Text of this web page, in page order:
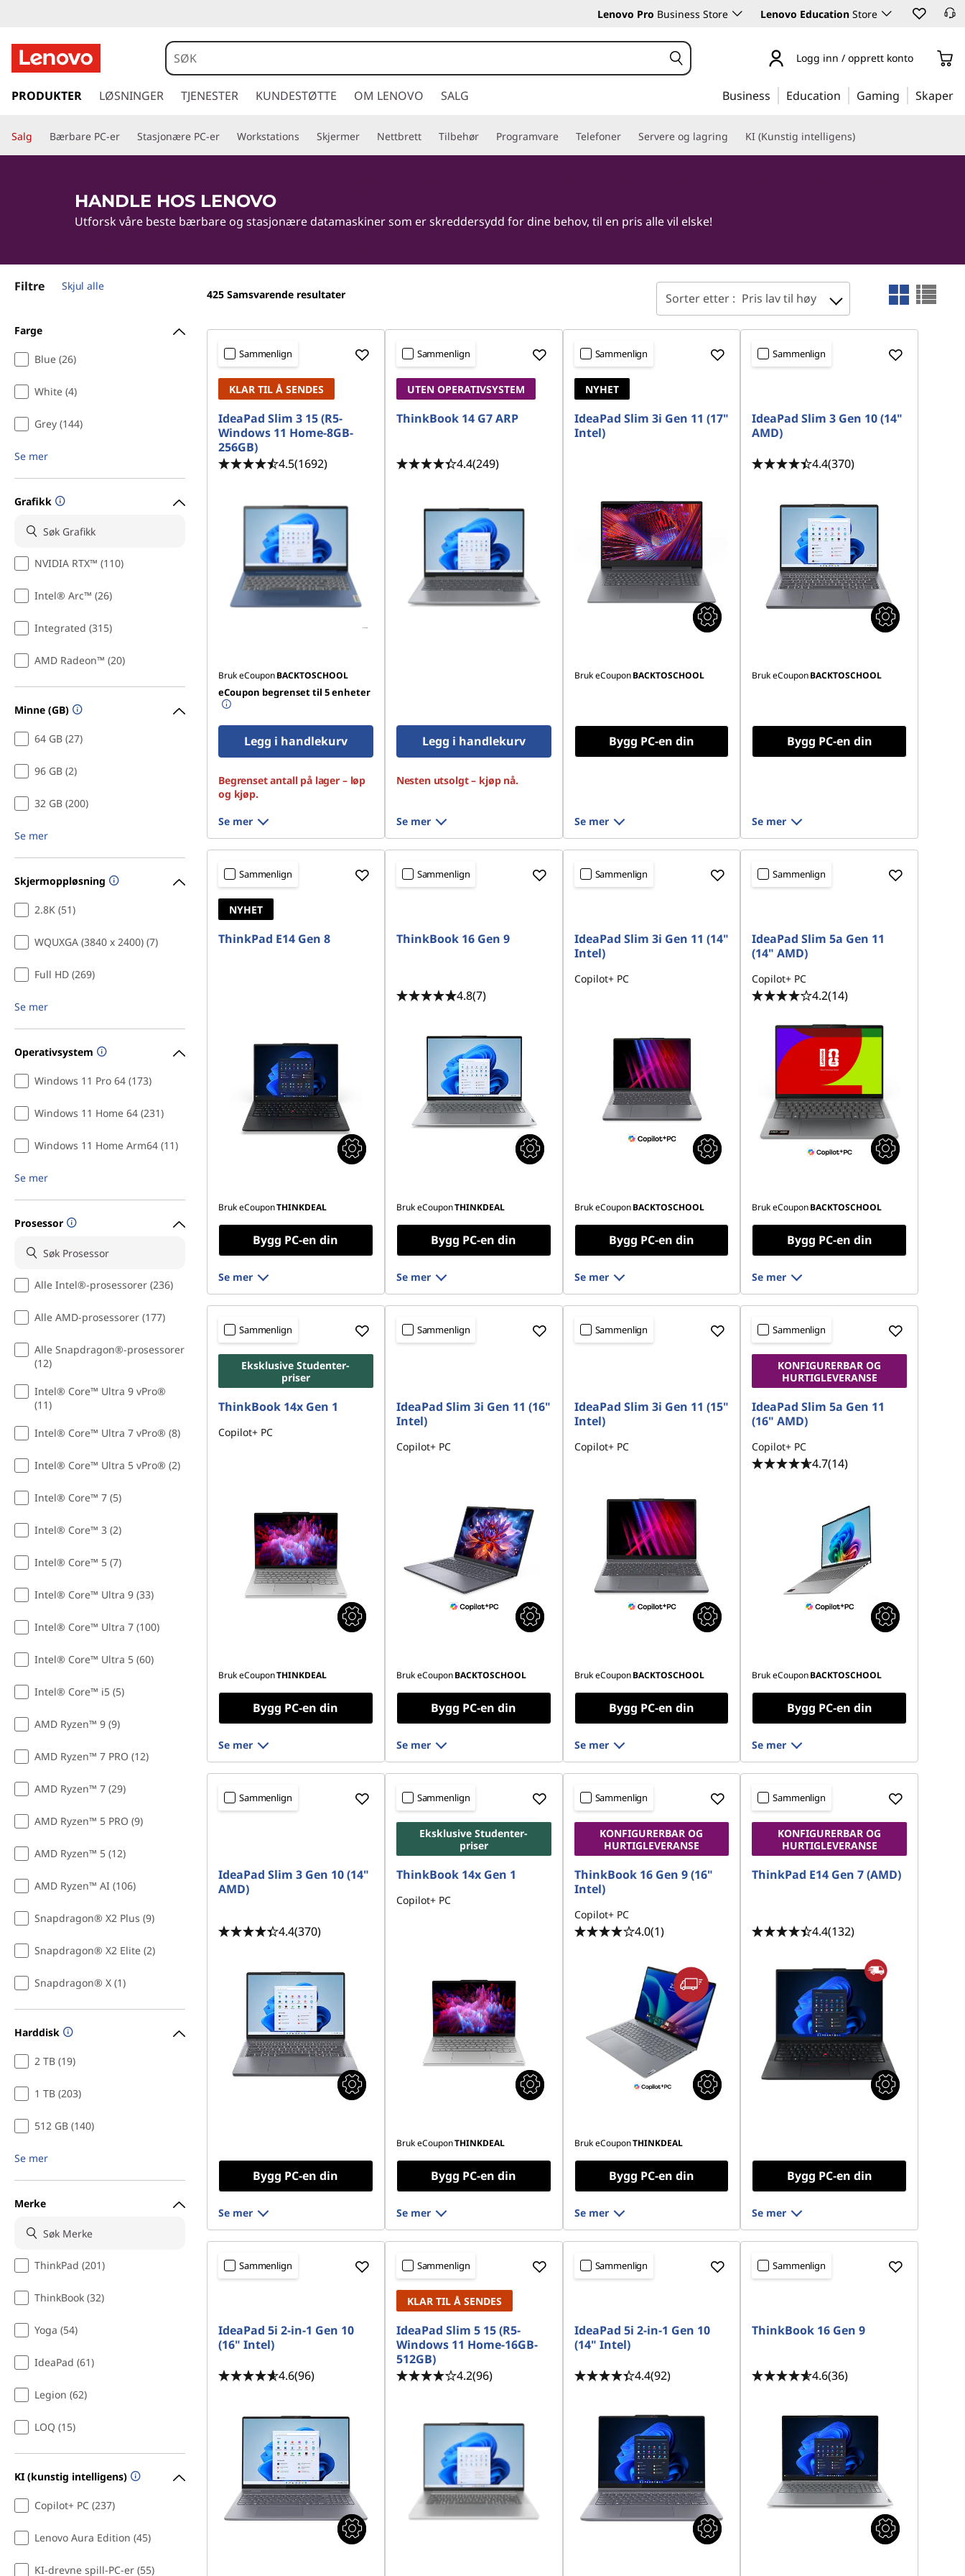
v
e
æ
m
n
Lenovo Pro Business Store Lenovo Education Store
å
l
h
n
h
d
Logg inn / opprett konto
PRODUKTER LØSNINGER TJENESTER KUNDESTØTTE OM LENOVO SALG Business Education Gaming Skaper
Salg Bærbare PC-er Stasjonære PC-er Workstations Skjermer Nettbrett Tilbehør Programvare Telefoner Servere og lagring KI (Kunstig intelligens)
HANDLE HOS LENOVO
Utforsk våre beste bærbare og stasjonære datamaskiner som er skreddersydd for dine behov, til en pris alle vil elske!
Filtre Skjul alle
Farge
Blue (26)
White (4)
Grey (144)
Se mer
Grafikk
NVIDIA RTX™ (110)
Intel® Arc™ (26)
Integrated (315)
AMD Radeon™ (20)
Minne (GB)
64 GB (27)
96 GB (2)
32 GB (200)
Se mer
Skjermoppløsning
2.8K (51)
WQUXGA (3840 x 2400) (7)
Full HD (269)
Se mer
Operativsystem
Windows 11 Pro 64 (173)
Windows 11 Home 64 (231)
Windows 11 Home Arm64 (11)
Se mer
Prosessor
Alle Intel®-prosessorer (236)
Alle AMD-prosessorer (177)
Alle Snapdragon®-prosessorer
(12)
Intel® Core™ Ultra 9 vPro®
(11)
Intel® Core™ Ultra 7 vPro® (8)
Intel® Core™ Ultra 5 vPro® (2)
Intel® Core™ 7 (5)
Intel® Core™ 3 (2)
Intel® Core™ 5 (7)
Intel® Core™ Ultra 9 (33)
Intel® Core™ Ultra 7 (100)
Intel® Core™ Ultra 5 (60)
Intel® Core™ i5 (5)
AMD Ryzen™ 9 (9)
AMD Ryzen™ 7 PRO (12)
AMD Ryzen™ 7 (29)
AMD Ryzen™ 5 PRO (9)
AMD Ryzen™ 5 (12)
AMD Ryzen™ AI (106)
Snapdragon® X2 Plus (9)
Snapdragon® X2 Elite (2)
Snapdragon® X (1)
Harddisk
2 TB (19)
1 TB (203)
512 GB (140)
Se mer
Merke
ThinkPad (201)
ThinkBook (32)
Yoga (54)
IdeaPad (61)
Legion (62)
LOQ (15)
KI (kunstig intelligens)
Copilot+ PC (237)
Lenovo Aura Edition (45)
KI-drevne spill-PC-er (55)
425 Samsvarende resultater Sorter etter : Pris lav til høy
Sammenlign
KLAR TIL Å SENDES
IdeaPad Slim 3 15 (R5-
Windows 11 Home-8GB-
256GB)
4.5(1692)
Bruk eCouponBACKTOSCHOOL
eCoupon begrenset til 5 enheter
Legg i handlekurv
Begrenset antall på lager – løp
og kjøp.
Se mer
Sammenlign
UTEN OPERATIVSYSTEM
ThinkBook 14 G7 ARP
4.4(249)
Legg i handlekurv
Nesten utsolgt – kjøp nå.
Se mer
Sammenlign
NYHET
IdeaPad Slim 3i Gen 11 (17"
Intel)
Bruk eCoupon BACKTOSCHOOL
Bygg PC-en din
Se mer
Sammenlign
IdeaPad Slim 3 Gen 10 (14"
AMD)
4.4(370)
Bruk eCouponBACKTOSCHOOL
Bygg PC-en din
Se mer
Sammenlign
NYHET
ThinkPad E14 Gen 8
Bruk eCouponTHINKDEAL
Bygg PC-en din
Se mer
Sammenlign
ThinkBook 16 Gen 9
4.8(7)
Bruk eCouponTHINKDEAL
Bygg PC-en din
Se mer
Sammenlign
IdeaPad Slim 3i Gen 11 (14"
Intel)
Copilot+ PC
Bruk eCoupon BACKTOSCHOOL
Bygg PC-en din
Se mer
Sammenlign
IdeaPad Slim 5a Gen 11
(14" AMD)
Copilot+ PC
4.2(14)
Bruk eCouponBACKTOSCHOOL
Bygg PC-en din
Se mer
Sammenlign
Eksklusive Studenter-
priser
ThinkBook 14x Gen 1
Copilot+ PC
Bruk eCouponTHINKDEAL
Bygg PC-en din
Se mer
Sammenlign
IdeaPad Slim 3i Gen 11 (16"
Intel)
Copilot+ PC
Bruk eCouponBACKTOSCHOOL
Bygg PC-en din
Se mer
Sammenlign
IdeaPad Slim 3i Gen 11 (15"
Intel)
Copilot+ PC
Bruk eCoupon BACKTOSCHOOL
Bygg PC-en din
Se mer
Sammenlign
KONFIGURERBAR OG
HURTIGLEVERANSE
IdeaPad Slim 5a Gen 11
(16" AMD)
Copilot+ PC
4.7(14)
Bruk eCouponBACKTOSCHOOL
Bygg PC-en din
Se mer
Sammenlign
IdeaPad Slim 3 Gen 10 (14"
AMD)
4.4(370)
Bygg PC-en din
Se mer
Sammenlign
Eksklusive Studenter-
priser
ThinkBook 14x Gen 1
Copilot+ PC
Bruk eCouponTHINKDEAL
Bygg PC-en din
Se mer
Sammenlign
KONFIGURERBAR OG
HURTIGLEVERANSE
ThinkBook 16 Gen 9 (16"
Intel)
Copilot+ PC
4.0(1)
Bruk eCouponTHINKDEAL
Bygg PC-en din
Se mer
Sammenlign
KONFIGURERBAR OG
HURTIGLEVERANSE
ThinkPad E14 Gen 7 (AMD)
4.4(132)
Bygg PC-en din
Se mer
Sammenlign
IdeaPad 5i 2-in-1 Gen 10
(16" Intel)
4.6(96)
Sammenlign
KLAR TIL Å SENDES
IdeaPad Slim 5 15 (R5-
Windows 11 Home-16GB-
512GB)
4.2(96)
Sammenlign
IdeaPad 5i 2-in-1 Gen 10
(14" Intel)
4.4(92)
Sammenlign
ThinkBook 16 Gen 9
4.6(36)